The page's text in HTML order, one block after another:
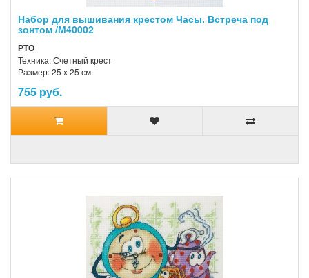
Набор для вышивания крестом Часы. Встреча под
зонтом /М40002
РТО
Техника: Счетный крест
Размер: 25 x 25 см.
755 руб.